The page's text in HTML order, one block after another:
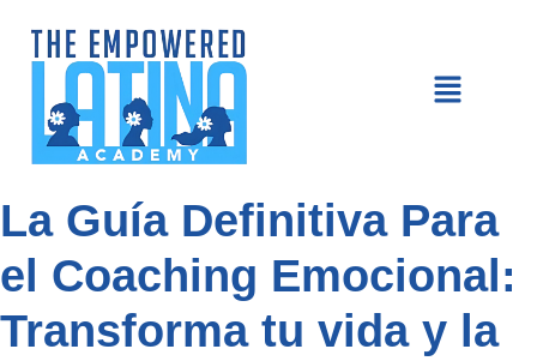
La Guía Definitiva Para
el Coaching Emocional:
Transforma tu vida y la